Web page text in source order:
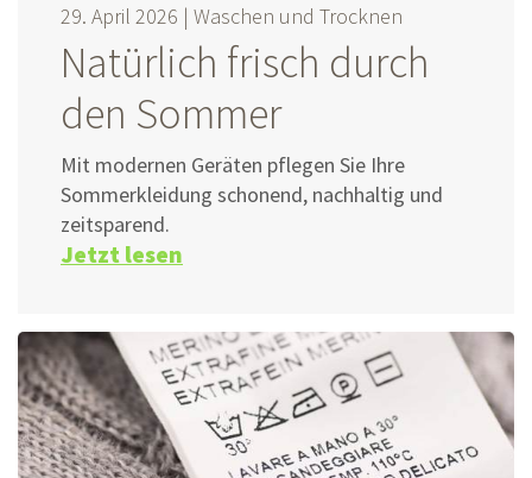
29. April 2026 | Waschen und Trocknen
Natürlich frisch durch
den Sommer
Mit modernen Geräten pflegen Sie Ihre
Sommerkleidung schonend, nachhaltig und
zeitsparend.
Jetzt lesen